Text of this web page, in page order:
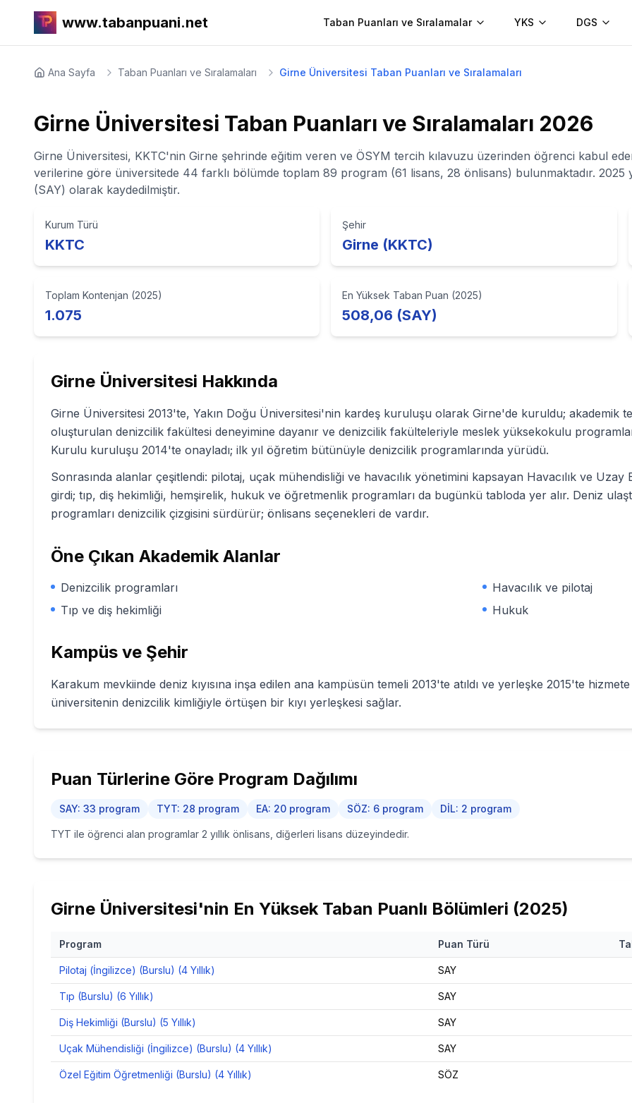
www.tabanpuani.net Taban Puanları ve Sıralamalar YKS DGS
Ana Sayfa Taban Puanları ve Sıralamaları Girne Üniversitesi Taban Puanları ve Sıralamaları
Girne Üniversitesi Taban Puanları ve Sıralamaları 2026
Girne Üniversitesi, KKTC'nin Girne şehrinde eğitim veren ve ÖSYM tercih kılavuzu üzerinden öğrenci kabul
verilerine göre üniversitede 44 farklı bölümde toplam 89 program (61 lisans, 28 önlisans) bulunmaktadır. 2025
(SAY) olarak kaydedilmiştir.
Kurum Türü
KKTC
Şehir
Girne (KKTC)
Toplam Kontenjan (2025)
1.075
En Yüksek Taban Puan (2025)
508,06 (SAY)
Girne Üniversitesi Hakkında
Girne Üniversitesi 2013'te, Yakın Doğu Üniversitesi'nin kardeş kuruluşu olarak Girne'de kuruldu; akademik
oluşturulan denizcilik fakültesi deneyimine dayanır ve denizcilik fakülteleriyle meslek yüksekokulu
Kurulu kuruluşu 2014'te onayladı; ilk yıl öğretim bütünüyle denizcilik programlarında yürüdü.
Sonrasında alanlar çeşitlendi: pilotaj, uçak mühendisliği ve havacılık yönetimini kapsayan Havacılık ve Uzay
girdi; tıp, diş hekimliği, hemşirelik, hukuk ve öğretmenlik programları da bugünkü tabloda yer alır. Deniz
programları denizcilik çizgisini sürdürür; önlisans seçenekleri de vardır.
Öne Çıkan Akademik Alanlar
Denizcilik programları
Havacılık ve pilotaj
Tıp ve diş hekimliği
Hukuk
Kampüs ve Şehir
Karakum mevkiinde deniz kıyısına inşa edilen ana kampüsün temeli 2013'te atıldı ve yerleşke 2015'te
üniversitenin denizcilik kimliğiyle örtüşen bir kıyı yerleşkesi sağlar.
Puan Türlerine Göre Program Dağılımı
SAY: 33 program TYT: 28 program EA: 20 program SÖZ: 6 program DİL: 2 program
TYT ile öğrenci alan programlar 2 yıllık önlisans, diğerleri lisans düzeyindedir.
Girne Üniversitesi'nin En Yüksek Taban Puanlı Bölümleri (2025)
Program Puan Türü
Pilotaj (İngilizce) (Burslu) (4 Yıllık) SAY
Tıp (Burslu) (6 Yıllık) SAY
Diş Hekimliği (Burslu) (5 Yıllık) SAY
Uçak Mühendisliği (İngilizce) (Burslu) (4 Yıllık) SAY
Özel Eğitim Öğretmenliği (Burslu) (4 Yıllık) SÖZ